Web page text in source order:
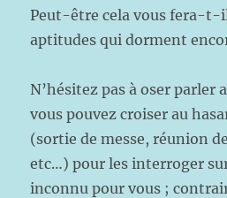
Peut-être cela vous fera-t-
aptitudes qui dorment
N’hésitez pas à oser parler
vous pouvez croiser au
(sortie de messe, réunion
etc…) pour les interroger
inconnu pour vous ;